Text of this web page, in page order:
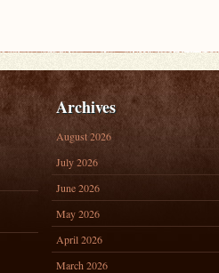
Archives
August 2026
July 2026
June 2026
May 2026
April 2026
March 2026